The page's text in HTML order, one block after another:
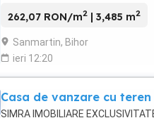
262,07 RON/m2 | 3,485 m2
Sanmartin, Bihor
ieri 12:20
Casa de vanzare cu
SIMRA IMOBILIARE